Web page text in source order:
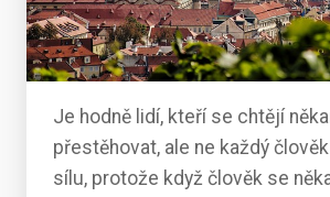
Je hodně lidí, kteří se chtějí
přestěhovat, ale ne každý
sílu, protože když člověk se